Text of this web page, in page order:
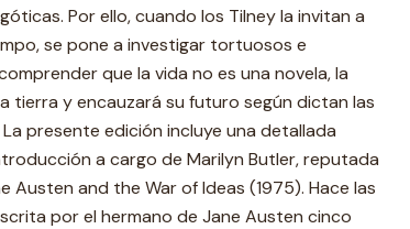
Por ello, cuando los Tilney la invitan a
se pone a investigar tortuosos e
que la vida no es una novela, la
tierra y encauzará su futuro según dictan las
presente edición incluye una detallada
a cargo de Marilyn Butler, reputada
and the War of Ideas (1975). Hace las
por el hermano de Jane Austen cinco